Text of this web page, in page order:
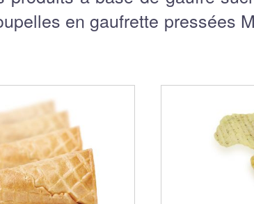
en gaufrette pressées